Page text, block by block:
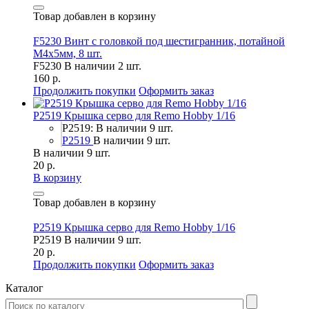
Товар добавлен в корзину
F5230 Винт с головкой под шестигранник, потайной
М4х5мм, 8 шт.
F5230 В наличии 2 шт.
160 р.
Продолжить покупки Оформить заказ
P2519 Крышка серво для Remo Hobby 1/16
P2519: В наличии 9 шт.
P2519 В наличии 9 шт.
В наличии 9 шт.
20 р.
В корзину
Товар добавлен в корзину
P2519 Крышка серво для Remo Hobby 1/16
P2519 В наличии 9 шт.
20 р.
Продолжить покупки Оформить заказ
Каталог